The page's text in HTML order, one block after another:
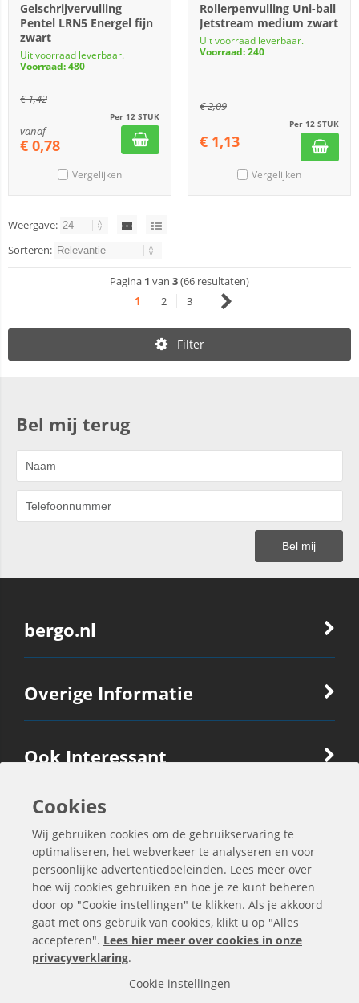
Gelschrijvervulling
Pentel LRN5 Energel fijn
zwart
Uit voorraad leverbaar.
Voorraad: 480
€1,42
Per 12 STUK
vanaf
€ 0,78
Vergelijken
Rollerpenvulling Uni-ball
Jetstream medium zwart
Uit voorraad leverbaar.
Voorraad: 240
€2,09
Per 12 STUK
€ 1,13
Vergelijken
Weergave:
Sorteren:
Pagina 1 van 3(66 resultaten)
1 2 3
Filter
Bel mij terug
bergo.nl
Overige Informatie
Ook Interessant
Contactgegevens
Cookies
Wij gebruiken cookies om de gebruikservaring te
optimaliseren, het webverkeer te analyseren en voor
persoonlijke advertentiedoeleinden. Lees meer over
hoe wij cookies gebruiken en hoe je ze kunt beheren
door op "Cookie instellingen" te klikken. Als je akkoord
gaat met ons gebruik van cookies, klikt u op "Alles
accepteren". Lees hier meer over cookies in onze
privacyverklaring.
Cookie instellingen